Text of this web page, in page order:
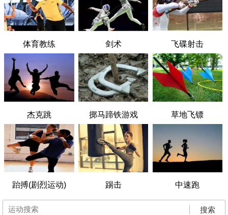
体育教练 剑术 飞碟射击
杰克跳 掷马蹄铁游戏 草地飞镖
跆搏(剧烈运动) 踢击 中速跑
搜索